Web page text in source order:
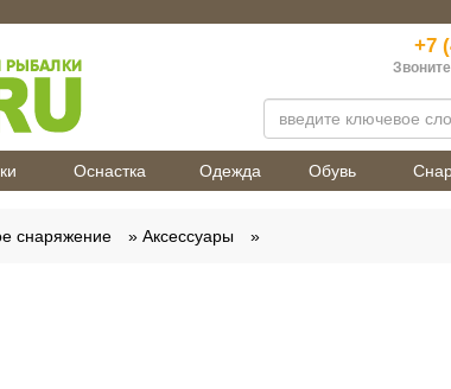
+7
Оснастка Одежда Обувь
снаряжение Аксессуары